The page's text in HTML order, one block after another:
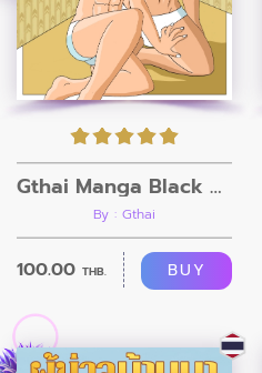
Gthai Manga Black Rooms
By : Gthai
100.00 THB. BUY